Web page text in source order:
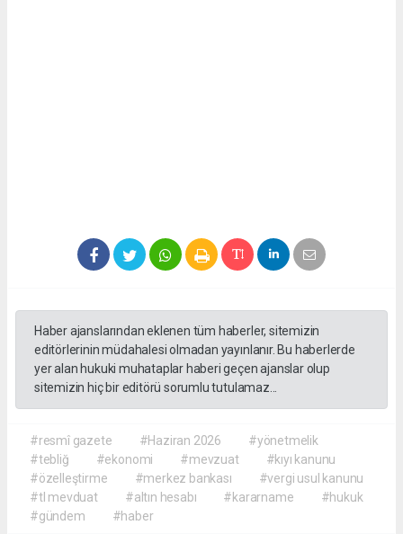
Haber ajanslarından eklenen tüm haberler, sitemizin
editörlerinin müdahalesi olmadan yayınlanır. Bu haberlerde
yer alan hukuki muhataplar haberi geçen ajanslar olup
sitemizin hiç bir editörü sorumlu tutulamaz...
#resmî gazete #Haziran 2026
#yönetmelik
#tebliğ
#ekonomi #mevzuat
#kıyı kanunu
#özelleştirme
#merkez bankası
#vergi usul kanunu
#tl mevduat
#altın hesabı #kararname
#hukuk
#gündem
#haber